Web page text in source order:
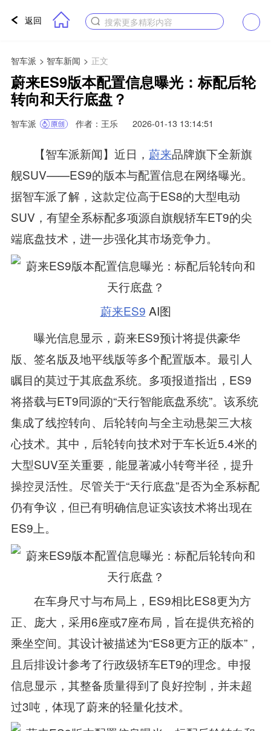
返回 搜索更多精彩内容
智车派 > 智车新闻 > 正文
蔚来ES9版本配置信息曝光：标配后轮
转向和天行底盘？
智车派 作者：王乐 2026-01-13 13:14:51
【智车派新闻】近日，蔚来品牌旗下全新旗
舰SUV——ES9的版本与配置信息在网络曝光。
据智车派了解，这款定位高于ES8的大型电动
SUV，有望全系标配多项源自旗舰轿车ET9的尖
端底盘技术，进一步强化其市场竞争力。
蔚来ES9 AI图
曝光信息显示，蔚来ES9预计将提供豪华
版、签名版及地平线版等多个配置版本。最引人
瞩目的莫过于其底盘系统。多项报道指出，ES9
将搭载与ET9同源的“天行智能底盘系统”。该系统
集成了线控转向、后轮转向与全主动悬架三大核
心技术。其中，后轮转向技术对于车长近5.4米的
大型SUV至关重要，能显著减小转弯半径，提升
操控灵活性。尽管关于“天行底盘”是否为全系标配
仍有争议，但已有明确信息证实该技术将出现在
ES9上。
在车身尺寸与布局上，ES9相比ES8更为方
正、庞大，采用6座或7座布局，旨在提供充裕的
乘坐空间。其设计被描述为“ES8更方正的版本”，
且后排设计参考了行政级轿车ET9的理念。申报
信息显示，其整备质量得到了良好控制，并未超
过3吨，体现了蔚来的轻量化技术。